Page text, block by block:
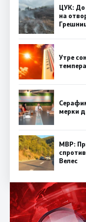
ЦУК: До
на
Утре
мерки
МВР:
Велес